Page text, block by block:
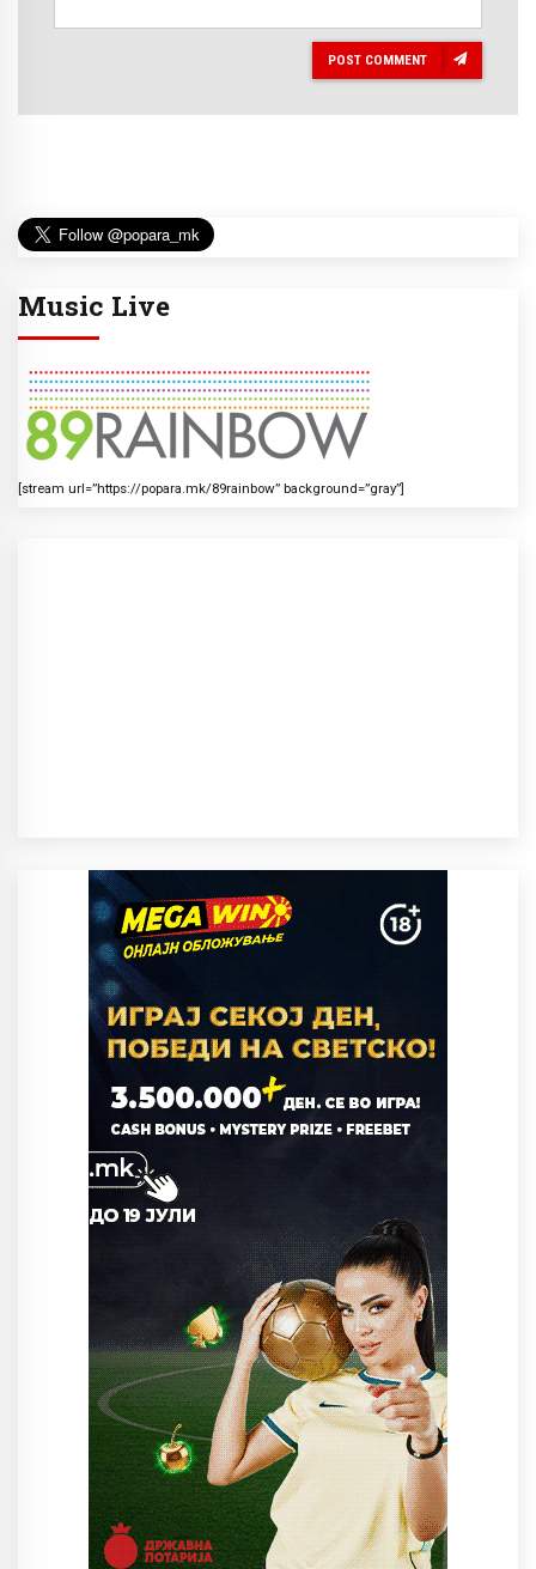
POST COMMENT
Music Live
[stream url=”https://popara.mk/89rainbow” background=”gray”]